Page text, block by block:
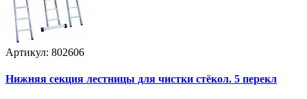
Артикул: 802606
Нижняя секция лестницы для чистки стёкол. 5 перекл